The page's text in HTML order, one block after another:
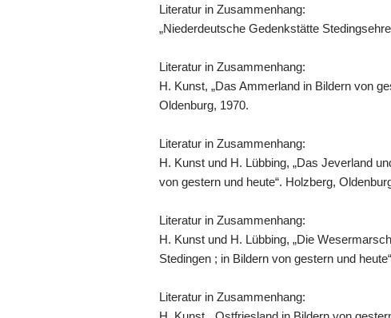
Literatur in Zusammenhang:
„Niederdeutsche Gedenkstätte
Literatur in Zusammenhang:
H. Kunst, „Das Ammerland in Bildern von
Oldenburg, 1970.
Literatur in Zusammenhang:
H. Kunst und H. Lübbing, „Das Jeverland
von gestern und heute“. Holzberg,
Literatur in Zusammenhang:
H. Kunst und H. Lübbing, „Die
Stedingen ; in Bildern von gestern und
Literatur in Zusammenhang: